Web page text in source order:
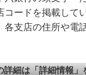
ードを掲載して
各支店の住所や電
詳細は「詳細情報」